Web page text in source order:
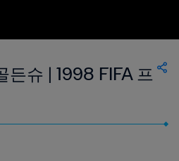
든슈 | 1998 FIFA 프